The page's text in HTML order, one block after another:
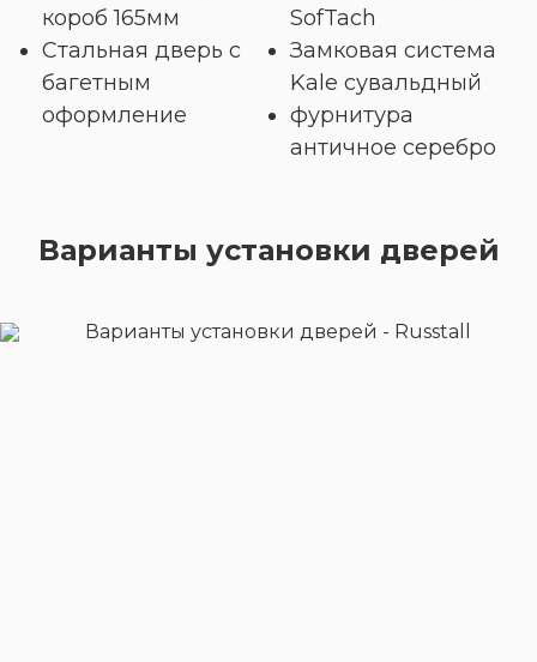
короб 165мм
Стальная дверь с
багетным
оформление
SofTach
Замковая система
Kale сувальдный
фурнитура
античное серебро
Варианты установки дверей